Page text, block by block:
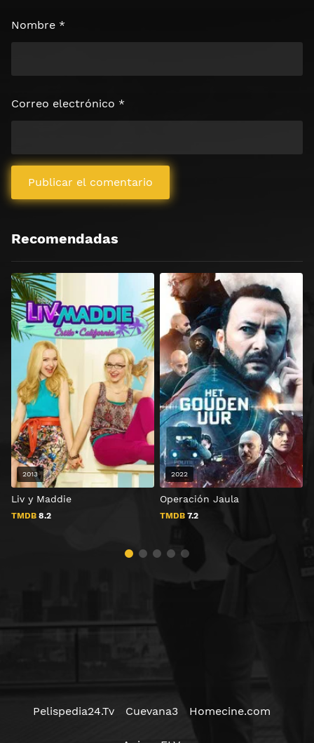
Nombre *
Correo electrónico *
Recomendadas
Liv y Maddie
TMDB 8.2
2013
Operación Jaula
TMDB 7.2
2022
Pelispedia24.Tv Cuevana3 Homecine.com